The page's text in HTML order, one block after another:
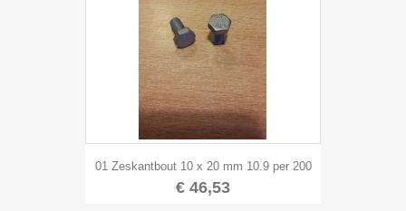
01 Zeskantbout 10 x 20 mm 10.9 per 200
€ 46,53